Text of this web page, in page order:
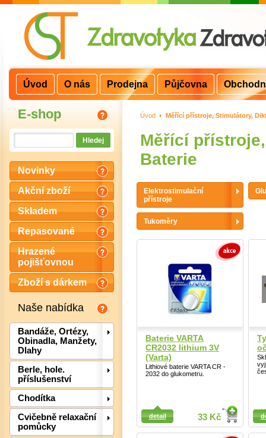
E-shop
Novinky
Akční zboží
Skladem
Repasované
Hrazené
pojišťovnou
Zboží s dárkem
Naše nabídka
Bandáže, Ortézy,
Obinadla, Manžety,
Dlahy
Berle, hole.
příslušenství
Chodítka
Cvičebně relaxační
pomůcky
Úvod > Měřící přístroje, Stimulátory,
Měřící
Baterie
Elektrostimulační
přístroje
Tukoměry
Baterie VARTA
CR2032 lithium 3V
(Varta)
Lithiové baterie VARTA CR -
2032 do glukometru.
33 Kč
detail
Detail
Detail
Úvod O nás Prodejna Půjčovna